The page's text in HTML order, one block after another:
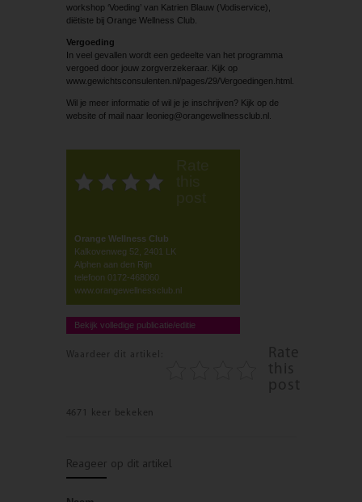
workshop ‘Voeding’ van Katrien Blauw (Vodiservice),
diëtiste bij Orange Wellness Club.
Vergoeding
In veel gevallen wordt een gedeelte van het programma
vergoed door jouw zorgverzekeraar. Kijk op
www.gewichtsconsulenten.nl/pages/29/Vergoedingen.html.
Wil je meer informatie of wil je je inschrijven? Kijk op de
website of mail naar leonieg@orangewellnessclub.nl.
Orange Wellness Club
Kalkovenweg 52, 2401 LK
Alphen aan den Rijn
telefoon 0172-468060
www.orangewellnessclub.nl
Bekijk volledige publicatie/editie
Waardeer dit artikel:
Rate
this
post
4671 keer bekeken
Reageer op dit artikel